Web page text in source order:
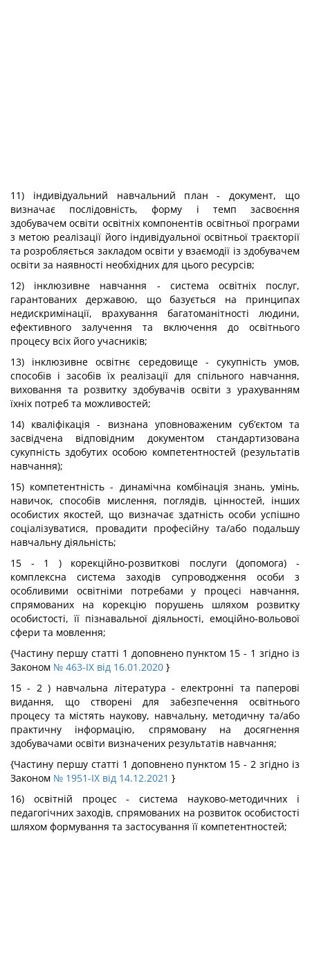
11) індивідуальний навчальний план - документ, що
визначає послідовність, форму і темп засвоєння
здобувачем освіти освітніх компонентів освітньої програми
з метою реалізації його індивідуальної освітньої траєкторії
та розробляється закладом освіти у взаємодії із здобувачем
освіти за наявності необхідних для цього ресурсів;
12) інклюзивне навчання - система освітніх послуг,
гарантованих державою, що базується на принципах
недискримінації, врахування багатоманітності людини,
ефективного залучення та включення до освітнього
процесу всіх його учасників;
13) інклюзивне освітнє середовище - сукупність умов,
способів і засобів їх реалізації для спільного навчання,
виховання та розвитку здобувачів освіти з урахуванням
їхніх потреб та можливостей;
14) кваліфікація - визнана уповноваженим суб’єктом та
засвідчена відповідним документом стандартизована
сукупність здобутих особою компетентностей (результатів
навчання);
15) компетентність - динамічна комбінація знань, умінь,
навичок, способів мислення, поглядів, цінностей, інших
особистих якостей, що визначає здатність особи успішно
соціалізуватися, провадити професійну та/або подальшу
навчальну діяльність;
15 - 1 ) корекційно-розвиткові послуги (допомога) -
комплексна система заходів супроводження особи з
особливими освітніми потребами у процесі навчання,
спрямованих на корекцію порушень шляхом розвитку
особистості, її пізнавальної діяльності, емоційно-вольової
сфери та мовлення;
{Частину першу статті 1 доповнено пунктом 15 - 1 згідно із
Законом № 463-IX від 16.01.2020 }
15 - 2 ) навчальна література - електронні та паперові
видання, що створені для забезпечення освітнього
процесу та містять наукову, навчальну, методичну та/або
практичну інформацію, спрямовану на досягнення
здобувачами освіти визначених результатів навчання;
{Частину першу статті 1 доповнено пунктом 15 - 2 згідно із
Законом № 1951-IX від 14.12.2021 }
16) освітній процес - система науково-методичних і
педагогічних заходів, спрямованих на розвиток особистості
шляхом формування та застосування її компетентностей;